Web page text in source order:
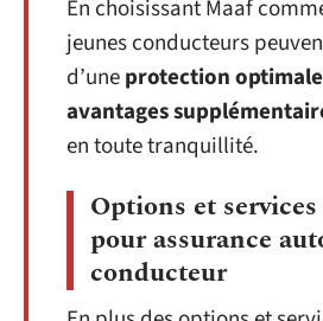
En choisissant Maaf
jeunes conducteurs
d’uneprotection optimale
avantages
en toute tranquillité.
Options et
pour assurance
conducteur